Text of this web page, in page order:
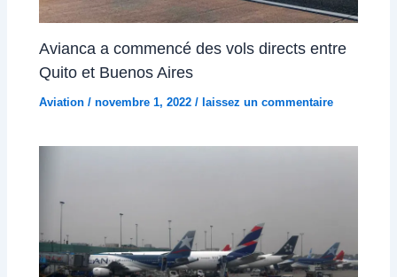
Avianca a commencé des vols directs entre
Quito et Buenos Aires
Aviation /novembre 1, 2022/laissez un commentaire